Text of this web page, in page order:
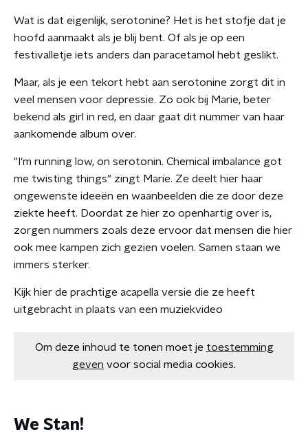
Wat is dat eigenlijk, serotonine? Het is het stofje dat je
hoofd aanmaakt als je blij bent. Of als je op een
festivalletje iets anders dan paracetamol hebt geslikt.
Maar, als je een tekort hebt aan serotonine zorgt dit in
veel mensen voor depressie. Zo ook bij Marie, beter
bekend als girl in red, en daar gaat dit nummer van haar
aankomende album over.
"I'm running low, on serotonin. Chemical imbalance got
me twisting things" zingt Marie. Ze deelt hier haar
ongewenste ideeën en waanbeelden die ze door deze
ziekte heeft. Doordat ze hier zo openhartig over is,
zorgen nummers zoals deze ervoor dat mensen die hier
ook mee kampen zich gezien voelen. Samen staan we
immers sterker.
Kijk hier de prachtige acapella versie die ze heeft
uitgebracht in plaats van een muziekvideo
Om deze inhoud te tonen moet je toestemming
geven voor social media cookies.
We Stan!